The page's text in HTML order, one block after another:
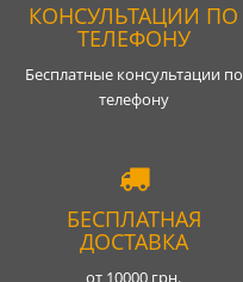
КОНСУЛЬТАЦИИ ПО
ТЕЛЕФОНУ
Бесплатные консультации по
телефону
БЕСПЛАТНАЯ
ДОСТАВКА
от 10000 грн.